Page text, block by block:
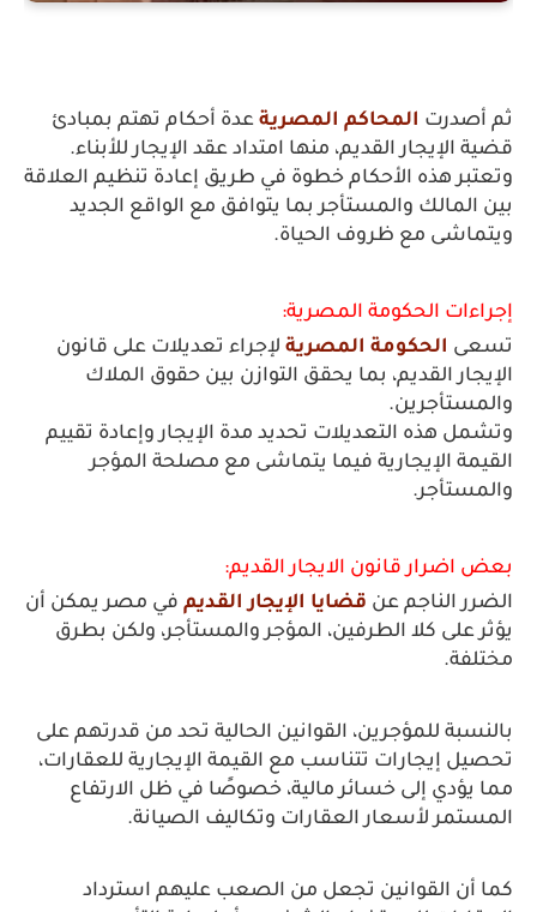
ثم أصدرت المحاكم المصرية
قضية الإيجار القديم، منها امتداد عقد الإيجار للأبناء.
ويتماشى مع ظروف الحياة.
إجراءات الحكومة المصرية:
تسعى الحكومة المصرية
والمستأجرين.
القيمة الإيجارية فيما يتماشى مع مصلحة المؤجر
والمستأجر.
بعض اضرار قانون الايجار القديم:
الضرر الناجم عن قضايا الإيجار القديم
مختلفة.
المستمر لأسعار العقارات وتكاليف الصيانة.